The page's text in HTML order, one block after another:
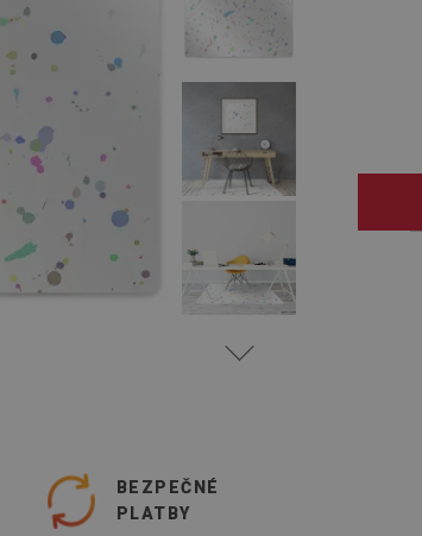
BEZPEČNÉ
PLATBY